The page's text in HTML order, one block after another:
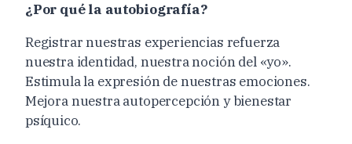
¿Por qué la autobiografía?
Registrar nuestras experiencias refuerza
nuestra identidad, nuestra noción del «yo».
Estimula la expresión de nuestras emociones.
Mejora nuestra autopercepción y bienestar
psíquico.